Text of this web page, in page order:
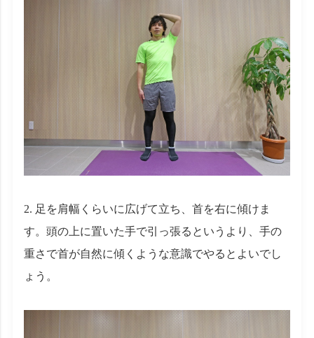
2. 足を肩幅くらいに広げて立ち、首を右に傾けま
す。頭の上に置いた手で引っ張るというより、手の
重さで首が自然に傾くような意識でやるとよいでし
ょう。